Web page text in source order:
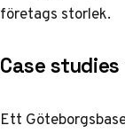
företags storlek.
Case
Ett